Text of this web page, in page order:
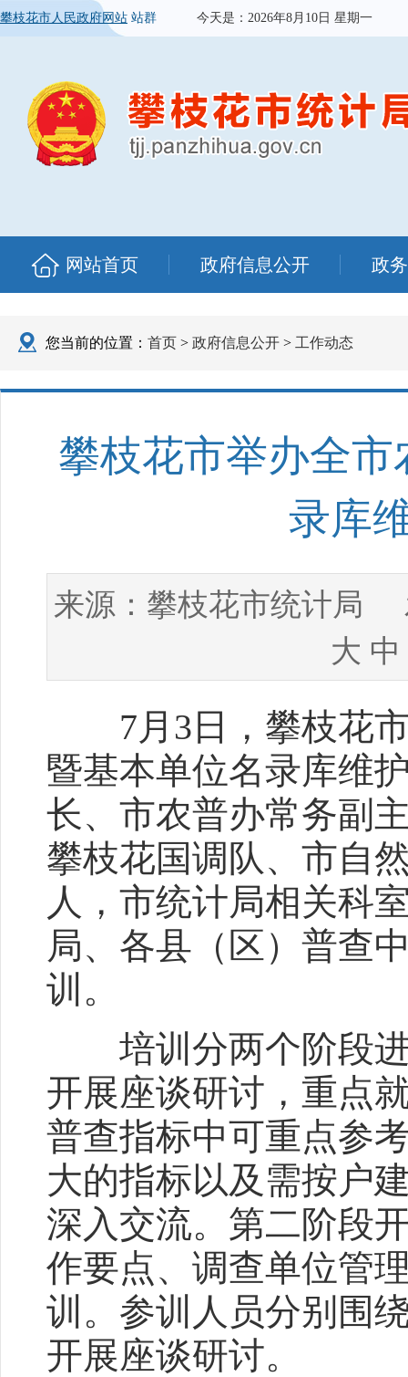
攀枝花市人民政府网站 站群 今天是： 2026年8月10日 星期一
网站首页 政府信息公开 政
您当前的位置： 首页 > 政府信息公开 > 工作动态
攀枝花市举办全
录库
来源： 攀枝花市统计局
大 中
7月3日，攀枝花市
暨基本单位名录库维
长、市农普办常务副
攀枝花国调队、市自
人，市统计局相关科
局、各县（区）普查
训。
培训分两个阶段进
开展座谈研讨，重点
普查指标中可重点参
大的指标以及需按户
深入交流。第二阶段
作要点、调查单位管
训。参训人员分别围
开展座谈研讨。